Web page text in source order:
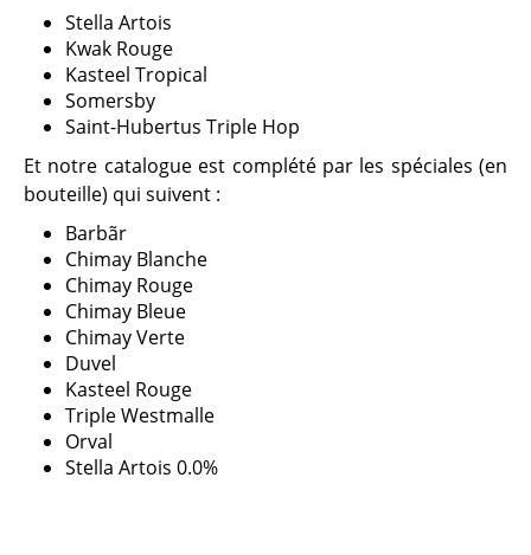
Stella Artois
Kwak Rouge
Kasteel Tropical
Somersby
Saint-Hubertus Triple Hop
Et notre catalogue est complété par les spéciales (en
bouteille) qui suivent :
Barbãr
Chimay Blanche
Chimay Rouge
Chimay Bleue
Chimay Verte
Duvel
Kasteel Rouge
Triple Westmalle
Orval
Stella Artois 0.0%